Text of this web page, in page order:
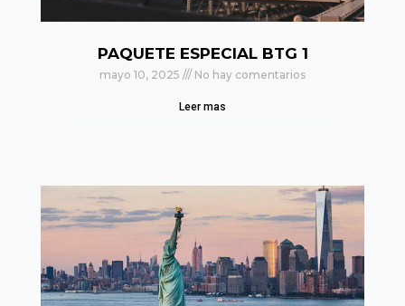
PAQUETE ESPECIAL BTG 1
mayo 10, 2025 No hay comentarios
Leer mas